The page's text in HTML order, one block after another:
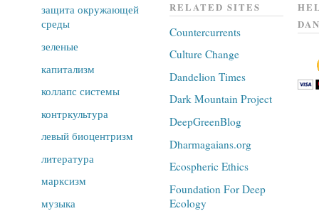
защита окружающей
среды
зеленые
капитализм
коллапс системы
контркультура
левый биоцентризм
литература
марксизм
музыка
RELATED SITES
Countercurrents
Culture Change
Dandelion Times
Dark Mountain Project
DeepGreenBlog
Dharmagaians.org
Ecospheric Ethics
Foundation For Deep
Ecology